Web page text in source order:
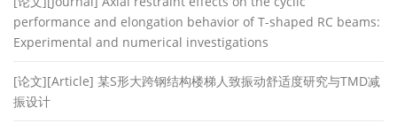
performance and elongation behavior of T-shaped RC beams:
Experimental and numerical investigations
[论文][Article] 某S形大跨钢结构楼梯人致振动舒适度研究与TMD减
振设计